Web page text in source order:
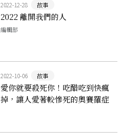
2022-12-28 故事
2022 離開我們的人
編輯部
2022-10-06 故事
愛你就要殺死你！吃醋吃到快瘋
掉，讓人愛著較慘死的奧賽羅症